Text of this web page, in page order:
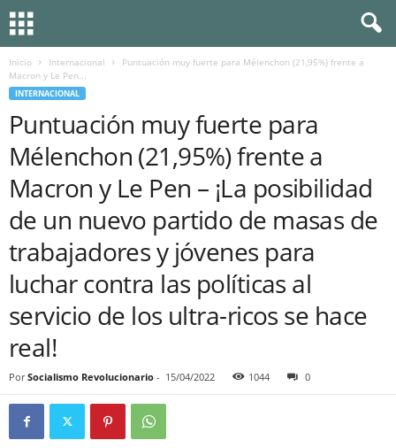
Inicio Internacional
Puntuación muy fuerte para Mélenchon (21,95%) frente a
Macron y Le Pen...
INTERNACIONAL
Puntuación muy fuerte para
Mélenchon (21,95%) frente a
Macron y Le Pen – ¡La posibilidad
de un nuevo partido de masas de
trabajadores y jóvenes para
luchar contra las políticas al
servicio de los ultra-ricos se hace
real!
Por Socialismo Revolucionario - 15/04/2022 1044 0